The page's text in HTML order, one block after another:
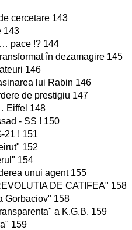
cercetare 143
143
pace !? 144
în dezamagire 145
146
lui Rabin 146
de prestigiu 147
Eiffel 148
- SS ! 150
21 ! 151
152
154
unui agent 155
DE CATIFEA" 158
Gorbaciov" 158
a K.G.B. 159
159